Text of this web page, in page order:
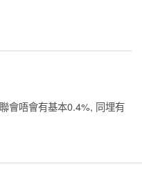
會唔會有基本0.4%, 同埋有